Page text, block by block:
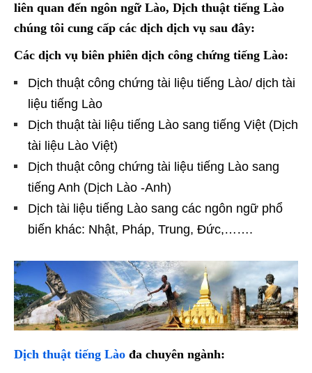
liên quan đến ngôn ngữ Lào, Dịch thuật tiếng Lào
chúng tôi cung cấp các dịch dịch vụ sau đây:
Các dịch vụ biên phiên dịch công chứng tiếng Lào:
Dịch thuật công chứng tài liệu tiếng Lào/ dịch tài
liệu tiếng Lào
Dịch thuật tài liệu tiếng Lào sang tiếng Việt (Dịch
tài liệu Lào Việt)
Dịch thuật công chứng tài liệu tiếng Lào sang
tiếng Anh (Dịch Lào -Anh)
Dịch tài liệu tiếng Lào sang các ngôn ngữ phổ
biến khác: Nhật, Pháp, Trung, Đức,…….
Dịch thuật tiếng Lào đa chuyên ngành: